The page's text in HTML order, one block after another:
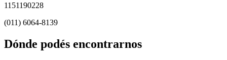
1151190228
(011) 6064-8139
Dónde podés encontrarnos